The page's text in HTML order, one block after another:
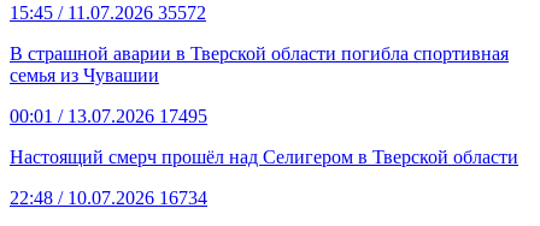
15:45 / 11.07.2026 35572
В страшной аварии в Тверской области погибла спортивная
семья из Чувашии
00:01 / 13.07.2026 17495
Настоящий смерч прошёл над Селигером в Тверской области
22:48 / 10.07.2026 16734